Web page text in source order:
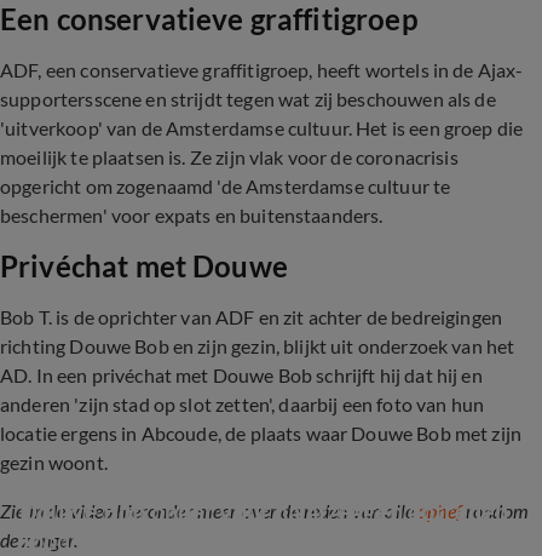
Een conservatieve graffitigroep
ADF, een conservatieve graffitigroep, heeft wortels in de Ajax-
supportersscene en strijdt tegen wat zij beschouwen als de
'uitverkoop' van de Amsterdamse cultuur. Het is een groep die
moeilijk te plaatsen is. Ze zijn vlak voor de coronacrisis
opgericht om zogenaamd 'de Amsterdamse cultuur te
beschermen' voor expats en buitenstaanders.
Privéchat met Douwe
Bob T. is de oprichter van ADF en zit achter de bedreigingen
richting Douwe Bob en zijn gezin, blijkt uit onderzoek van het
AD. In een privéchat met Douwe Bob schrijft hij dat hij en
anderen 'zijn stad op slot zetten', daarbij een foto van hun
locatie ergens in Abcoude, de plaats waar Douwe Bob met zijn
gezin woont.
Zie in de video hieronder meer over de reden van alle ophefrondom
de zanger.
Douwe Bob onder vuur na afzeggen optreden
Joods kindervoetbalevenement